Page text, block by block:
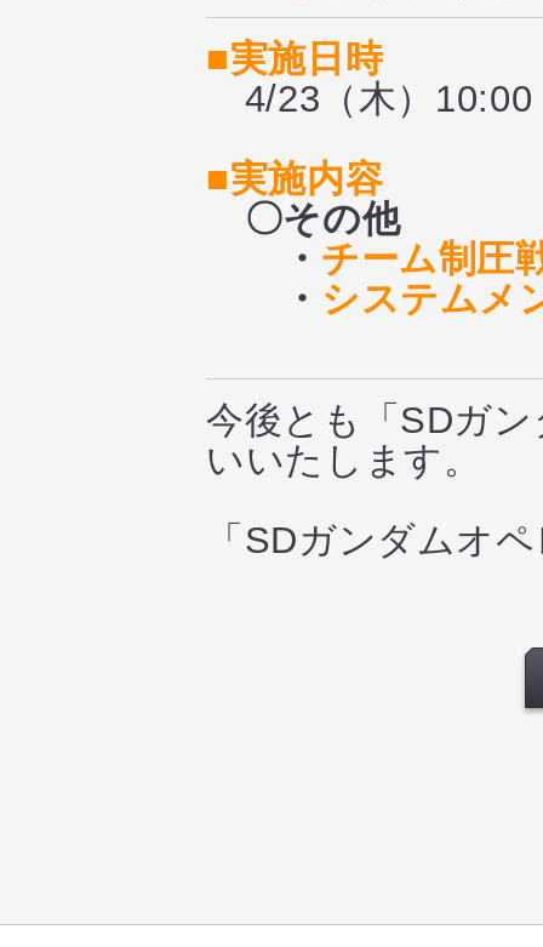
■実施日時
4/23（木）10:00
■実施内容
〇その他
・ チーム制圧
・ システムメ
今後とも「SDガ
いいたします。
「SDガンダムオ